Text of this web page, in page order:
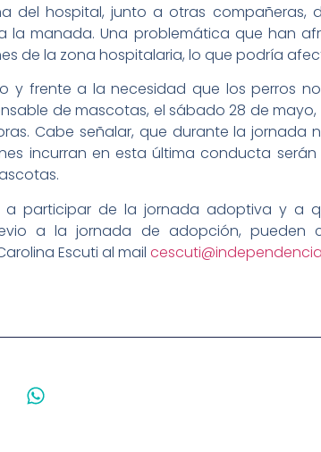
del hospital, junto a otras
manada. Una problemática que han
de la zona hospitalaria, lo que podría
y frente a la necesidad que los perros
de mascotas, el sábado 28 de mayo,
Cabe señalar, que durante la
incurran en esta última conducta
participar de la jornada adoptiva y a
a la jornada de adopción, pueden
Escuti al mail